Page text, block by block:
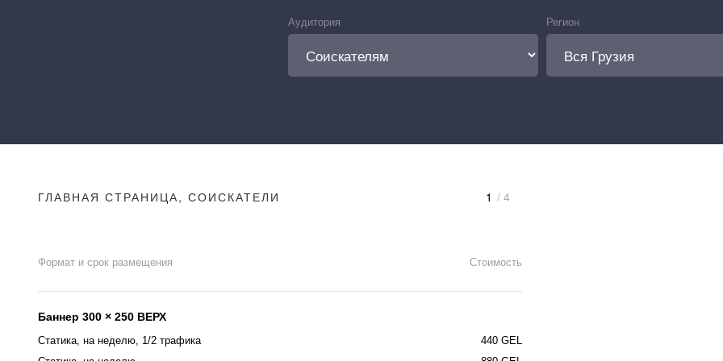
Аудитория Регион
1 / 4
ГЛАВНАЯ СТРАНИЦА, СОИСКАТЕЛИ
Формат и срок размещения Стоимость
Баннер 300 × 250 ВЕРХ
440 GEL
Статика, на неделю, 1/2 трафика